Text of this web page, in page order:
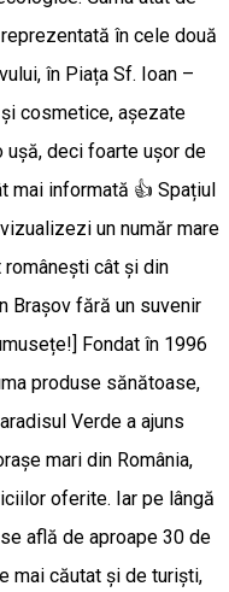
în cele două
în Piața Sf. Ioan –
cosmetice, așezate
ușă, deci foarte ușor de
mai informată 👍 Spațiul
un număr mare
cât și din
Brașov fără un suvenir
Fondat în 1996
produse sănătoase,
Verde a ajuns
mari din România,
oferite. Iar pe lângă
află de aproape 30 de
mai căutat și de turiști,